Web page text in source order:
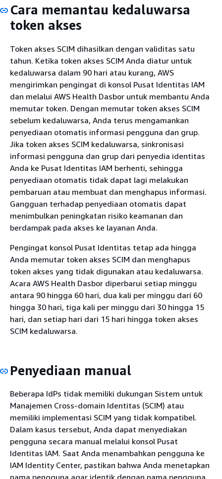
Cara memantau kedaluwarsa
token akses
Token akses SCIM dihasilkan dengan validitas satu
tahun. Ketika token akses SCIM Anda diatur untuk
kedaluwarsa dalam 90 hari atau kurang, AWS
mengirimkan pengingat di konsol Pusat Identitas IAM
dan melalui AWS Health Dasbor untuk membantu Anda
memutar token. Dengan memutar token akses SCIM
sebelum kedaluwarsa, Anda terus mengamankan
penyediaan otomatis informasi pengguna dan grup.
Jika token akses SCIM kedaluwarsa, sinkronisasi
informasi pengguna dan grup dari penyedia identitas
Anda ke Pusat Identitas IAM berhenti, sehingga
penyediaan otomatis tidak dapat lagi melakukan
pembaruan atau membuat dan menghapus informasi.
Gangguan terhadap penyediaan otomatis dapat
menimbulkan peningkatan risiko keamanan dan
berdampak pada akses ke layanan Anda.
Pengingat konsol Pusat Identitas tetap ada hingga
Anda memutar token akses SCIM dan menghapus
token akses yang tidak digunakan atau kedaluwarsa.
Acara AWS Health Dasbor diperbarui setiap minggu
antara 90 hingga 60 hari, dua kali per minggu dari 60
hingga 30 hari, tiga kali per minggu dari 30 hingga 15
hari, dan setiap hari dari 15 hari hingga token akses
SCIM kedaluwarsa.
Penyediaan manual
Beberapa IdPs tidak memiliki dukungan Sistem untuk
Manajemen Cross-domain Identitas (SCIM) atau
memiliki implementasi SCIM yang tidak kompatibel.
Dalam kasus tersebut, Anda dapat menyediakan
pengguna secara manual melalui konsol Pusat
Identitas IAM. Saat Anda menambahkan pengguna ke
IAM Identity Center, pastikan bahwa Anda menetapkan
nama pengguna agar identik dengan nama pengguna